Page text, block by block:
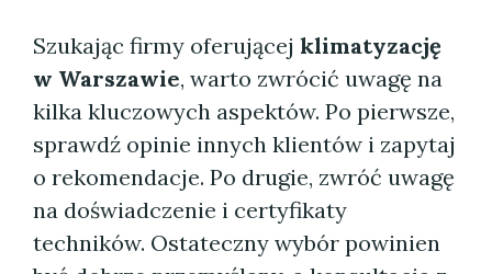
Szukając firmy oferującej klimatyzację
w Warszawie, warto zwrócić uwagę na
kilka kluczowych aspektów. Po pierwsze,
sprawdź opinie innych klientów i zapytaj
o rekomendacje. Po drugie, zwróć uwagę
na doświadczenie i certyfikaty
techników. Ostateczny wybór powinien